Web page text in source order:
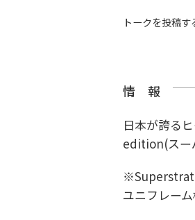
トークを投稿
情 報
日本が誇る
edition(スー
※
ユニフレー